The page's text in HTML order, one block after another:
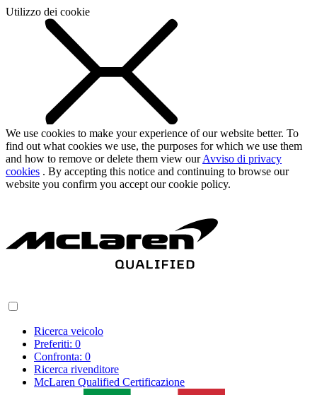
Utilizzo dei cookie
We use cookies to make your experience of our website better. To
find out what cookies we use, the purposes for which we use them
and how to remove or delete them view ourAvviso di privacy
cookies . By accepting this notice and continuing to browse our
website you confirm you accept our cookie policy.
Ricerca veicolo
Preferiti: 0
Confronta: 0
Ricerca rivenditore
McLaren Qualified Certificazione